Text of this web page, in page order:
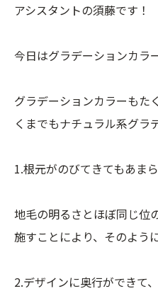
アシスタントの須藤です！
今日はグラデーションカラ
グラデーションカラーもた
くまでもナチュラル系グラ
1.根元がのびてきてもあま
地毛の明るさとほぼ同じ位
施すことにより、そのよう
2.デザインに奥行ができて